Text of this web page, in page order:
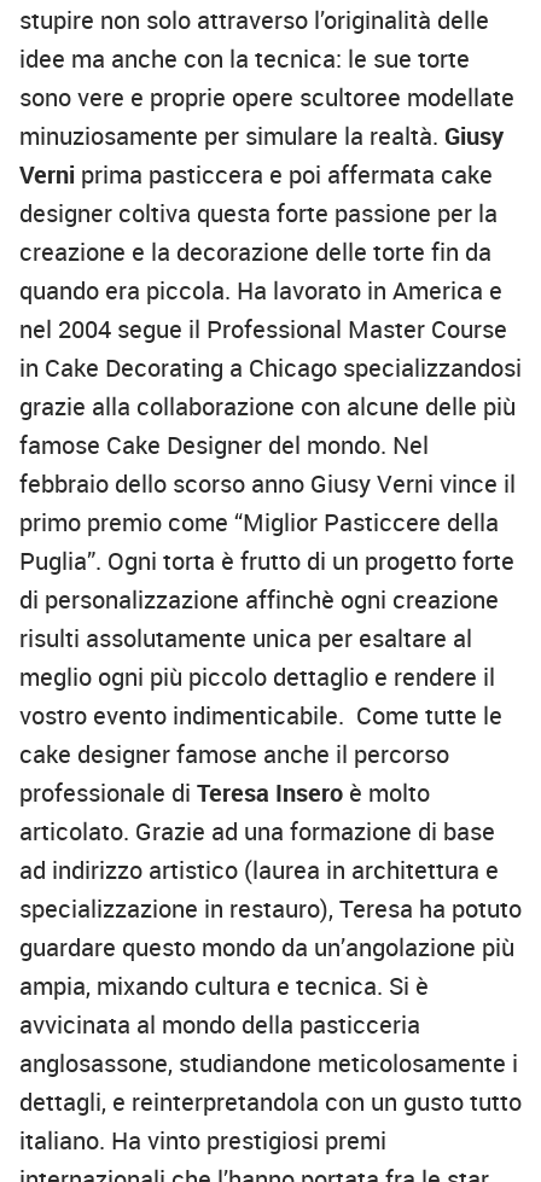
stupire non solo attraverso l’originalità delle
idee ma anche con la tecnica: le sue torte
sono vere e proprie opere scultoree modellate
minuziosamente per simulare la realtà. Giusy
Verni prima pasticcera e poi affermata cake
designer coltiva questa forte passione per la
creazione e la decorazione delle torte fin da
quando era piccola. Ha lavorato in America e
nel 2004 segue il Professional Master Course
in Cake Decorating a Chicago specializzandosi
grazie alla collaborazione con alcune delle più
famose Cake Designer del mondo. Nel
febbraio dello scorso anno Giusy Verni vince il
primo premio come “Miglior Pasticcere della
Puglia”. Ogni torta è frutto di un progetto forte
di personalizzazione affinchè ogni creazione
risulti assolutamente unica per esaltare al
meglio ogni più piccolo dettaglio e rendere il
vostro evento indimenticabile. Come tutte le
cake designer famose anche il percorso
professionale di Teresa Insero è molto
articolato. Grazie ad una formazione di base
ad indirizzo artistico (laurea in architettura e
specializzazione in restauro), Teresa ha potuto
guardare questo mondo da un’angolazione più
ampia, mixando cultura e tecnica. Si è
avvicinata al mondo della pasticceria
anglosassone, studiandone meticolosamente i
dettagli, e reinterpretandola con un gusto tutto
italiano. Ha vinto prestigiosi premi